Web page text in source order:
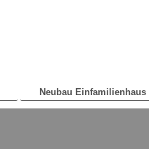
Neubau Einfamilienhaus